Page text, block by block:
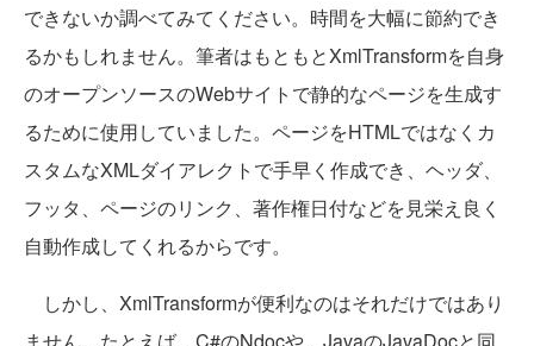
できないか調べてみてください。時間を大幅に節約でき
るかもしれません。筆者はもともとXmlTransformを自身
のオープンソースのWebサイトで静的なページを生成す
るために使用していました。ページをHTMLではなくカ
スタムなXMLダイアレクトで手早く作成でき、ヘッダ、
フッタ、ページのリンク、著作権日付などを見栄え良く
自動作成してくれるからです。
しかし、XmlTransformが便利なのはそれだけではあり
ません。たとえば、C#のNdocや、JavaのJavaDocと同